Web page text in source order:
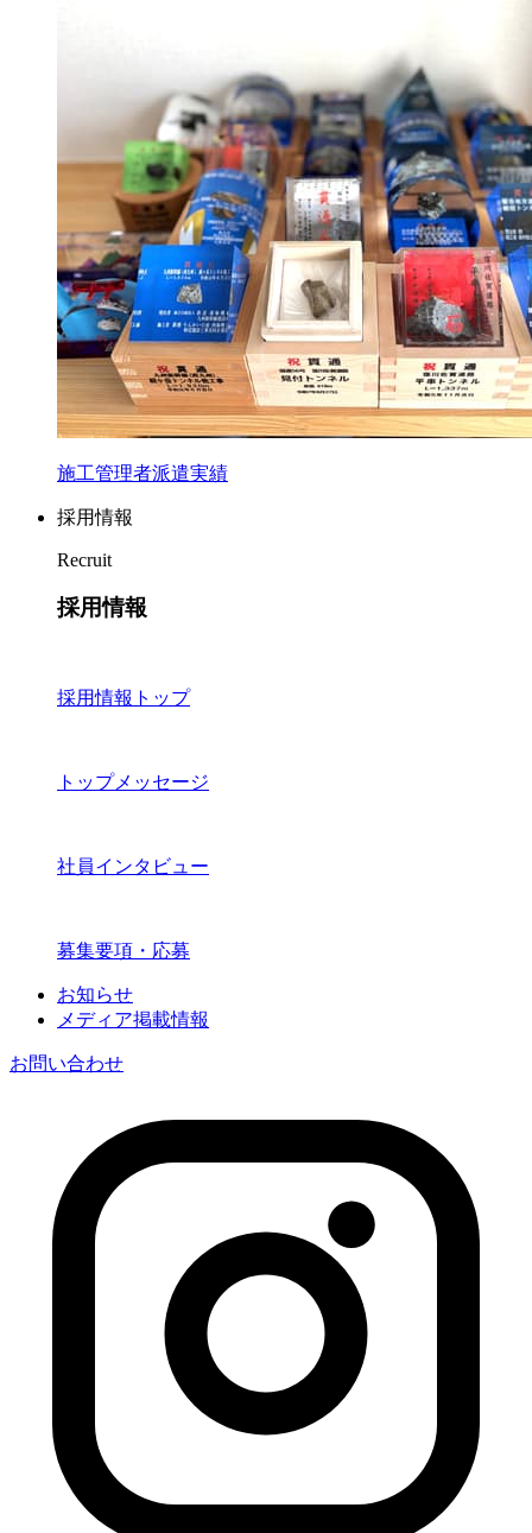
施工管理者派遣実績
採用情報
Recruit
採用情報
採用情報トップ
トップメッセージ
社員インタビュー
募集要項・応募
お知らせ
メディア掲載情報
お問い合わせ